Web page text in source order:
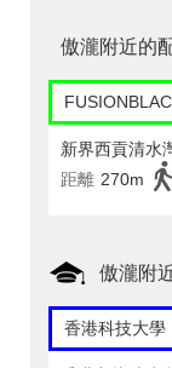
傲瀧附近的
新界西貢清水
距離 270m
傲瀧附
香港科技大學